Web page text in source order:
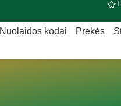
Nuolaidos kodai Prekės